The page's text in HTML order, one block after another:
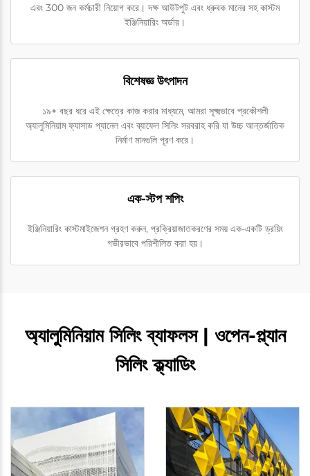
এবং 300 জন কর্মচারী নিয়োগ করে। দক্ষ আউটপুট এবং ধ্রুবক মানের সহ কাস্টম
ইঞ্জিনিয়ারিং অর্ডার।
বিশেষজ্ঞ উৎপাদন
১৯+ বছর ধরে এই ক্ষেত্রে কাজ করার মাধ্যমে, আমরা সূক্ষ্মভাবে প্রকৌশলী
অ্যালুমিনিয়াম ফ্যাসাড প্যানেল এবং ব্যাফেল সিলিং সরবরাহ করি যা উচ্চ আন্তর্জাতিক
নির্মাণ মানগুলি পূরণ করে।
এক-স্টপ শপিং
ইঞ্জিনিয়ারিং কাস্টমাইজেশন গ্রহণ করুন, প্রক্রিয়াজাতকরণের সময় এক-একটি ড্রয়িং
গভীরভাবে পরিশীলিত করা হয়।
অ্যালুমিনিয়াম সিলিং ব্যাফলস | ওপেন-প্ল্যান
সিলিং ক্ল্যাডিং